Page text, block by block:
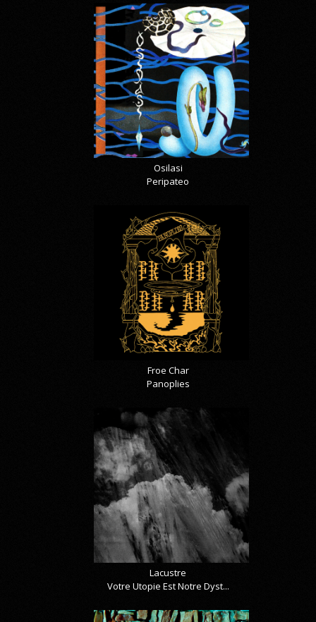
Osilasi
Peripateo
Froe Char
Panoplies
Lacustre
Votre Utopie Est Notre Dyst...